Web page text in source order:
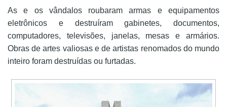
As e os vândalos roubaram armas e equipamentos
eletrônicos e destruíram gabinetes, documentos,
computadores, televisões, janelas, mesas e armários.
Obras de artes valiosas e de artistas renomados do mundo
inteiro foram destruídas ou furtadas.